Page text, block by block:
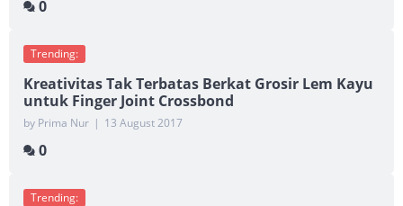
0
Trending:
Kreativitas Tak Terbatas Berkat Grosir Lem Kayu
untuk Finger Joint Crossbond
by Prima Nur | 13 August 2017
0
Trending: